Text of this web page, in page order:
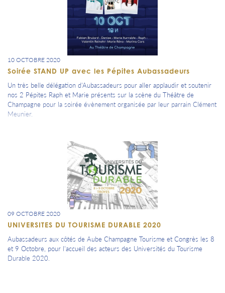
10 OCTOBRE 2020
Soirée STAND UP avec les Pépites Aubassadeurs
Un très belle délégation d'Aubassadeurs pour aller applaudir et soutenir
nos 2 Pépites Raph et Marie présents sur la scène du Théâtre de
Champagne pour la soirée évènement organisée par leur parrain Clément
Meunier.
09 OCTOBRE 2020
UNIVERSITES DU TOURISME DURABLE 2020
Aubassadeurs aux côtés de Aube Champagne Tourisme et Congrès les 8
et 9 Octobre, pour l'accueil des acteurs des Universités du Tourisme
Durable 2020.